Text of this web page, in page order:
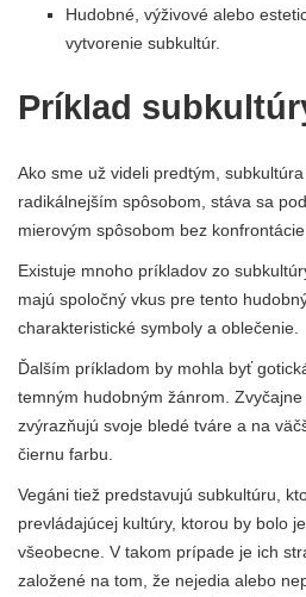
Hudobné, výživové alebo
vytvorenie subkultúr.
Príklad
Ako sme už videli predtým,
radikálnejším spôsobom, stáva sa
mierovým spôsobom bez
Existuje mnoho príkladov zo
majú spoločný vkus pre tento
charakteristické symboly a oblečenie.
Ďalším príkladom by mohla byť
temným hudobným žánrom.
zvýrazňujú svoje bledé tváre a na
čiernu farbu.
Vegáni tiež predstavujú subkultúru,
prevládajúcej kultúry, ktorou by bolo
všeobecne. V takom prípade je ich
založené na tom, že nejedia alebo